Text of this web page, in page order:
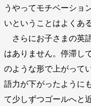
うやってモチベーショ
いということはよくあ
さらにお子さまの英
はありません。停滞し
のような形で上がって
語力が下がったように
て少しずつゴールへと